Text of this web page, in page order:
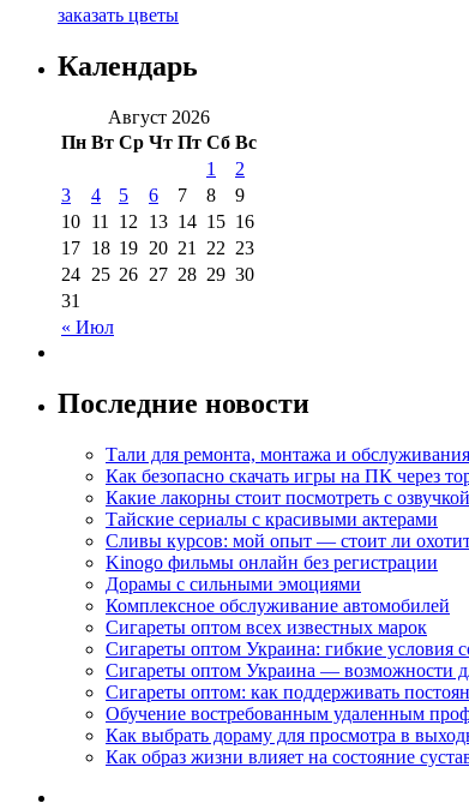
заказать цветы
Календарь
Август 2026
Пн Вт Ср Чт Пт Сб Вс
« Июл
1
2
3
4 5 6 7 8
9
10 11 12 13 14 15 16
17 18 19 20 21 22 23
24 25 26 27 28 29 30
31
Последние новости
Тали для ремонта, монтажа и
Как безопасно скачать игры на ПК через
Какие лакорны стоит посмотреть с озвучкой
Тайские сериалы с красивыми актерами
Сливы курсов: мой опыт — стоит ли
Kinogo фильмы онлайн без регистрации
Дорамы с сильными эмоциями
Комплексное обслуживание автомобилей
Сигареты оптом всех известных марок
Сигареты оптом Украина: гибкие условия
Сигареты оптом Украина — возможности
Сигареты оптом: как поддерживать
Обучение востребованным удаленным
Как выбрать дораму для просмотра в
Как образ жизни влияет на состояние